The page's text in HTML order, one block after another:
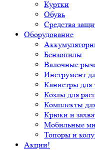
Куртки
Обувь
Средства
Оборудование
Бензопилы
Валочные
Инструмент
Канистры для
Козлы для
Комплекты
Крюки и
Мобильные
Топоры и
Акции!